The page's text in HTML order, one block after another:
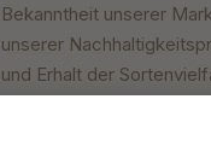
Bekanntheit unserer
unserer
und Erhalt der
„Wer alte Sorten